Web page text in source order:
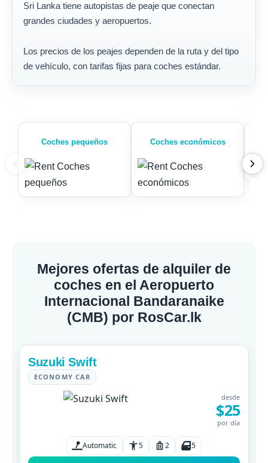
Sri Lanka tiene autopistas de peaje que conectan
grandes ciudades y aeropuertos.
Los precios de los peajes dependen de la ruta y del tipo
de vehículo, con tarifas fijas para coches estándar.
Coches pequeños Coches económicos
Mejores ofertas de alquiler de
coches en el Aeropuerto
Internacional Bandaranaike
(CMB) por RosCar.lk
Suzuki Swift
ECONOMY CAR
desde
$25
por día
Automatic 5 2 5